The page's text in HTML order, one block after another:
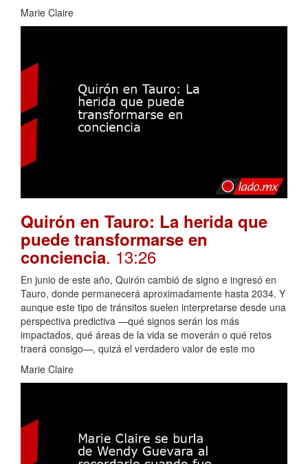
Marie Claire
Quirón en Tauro: La herida que
puede transformarse en
conciencia. 13:26
En junio de este año, Quirón cambió de signo e ingresó en
Tauro, donde permanecerá aproximadamente hasta 2034. Y
aunque este tipo de tránsitos suelen interpretarse desde una
perspectiva predictiva —qué signos serán los más
impactados, qué áreas de la vida se moverán o qué retos
traerá consigo—, quizá el verdadero valor de este mo
Marie Claire